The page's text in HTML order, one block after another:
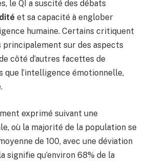
le QI a suscité des débats
et sa capacité à englober
humaine. Certains critiquent
principalement sur des aspects
côté d’autres facettes de
que l’intelligence émotionnelle,
exprimé suivant une
où la majorité de la population se
de 100, avec une déviation
signifie qu’environ 68% de la